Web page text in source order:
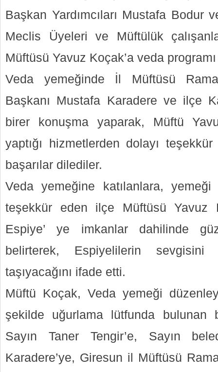
Başkan Yardımcıları Mustafa Bodur
Meclis Üyeleri ve Müftülük
Müftüsü Yavuz Koçak’a veda programı
Veda yemeğinde İl Müftüsü
Başkanı Mustafa Karadere ve ilçe
birer konuşma yaparak, Müftü
yaptığı hizmetlerden dolayı
başarılar dilediler.
Veda yemeğine katılanlara,
teşekkür eden ilçe Müftüsü Yavuz
Espiye’ ye imkanlar dahilinde
belirterek, Espiyelilerin
taşıyacağını ifade etti.
Müftü Koçak, Veda yemeği
şekilde uğurlama lütfunda bulunan
Sayın Taner Tengir’e, Sayın
Karadere’ye, Giresun il Müftüsü